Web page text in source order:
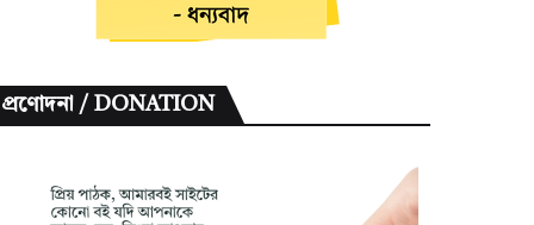
প্রণোদনা / DONATION